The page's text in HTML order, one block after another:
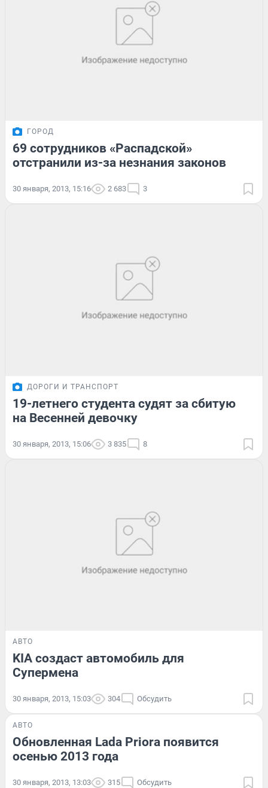
ГОРОД
69 сотрудников «Распадской»
отстранили из-за незнания законов
30 января, 2013, 15:16 2 683 3
ДОРОГИ И ТРАНСПОРТ
19-летнего студента судят за сбитую
на Весенней девочку
30 января, 2013, 15:06 3 835 8
АВТО
KIA создаст автомобиль для
Супермена
30 января, 2013, 15:03 304 Обсудить
АВТО
Обновленная Lada Priora появится
осенью 2013 года
30 января, 2013, 13:03 315 Обсудить